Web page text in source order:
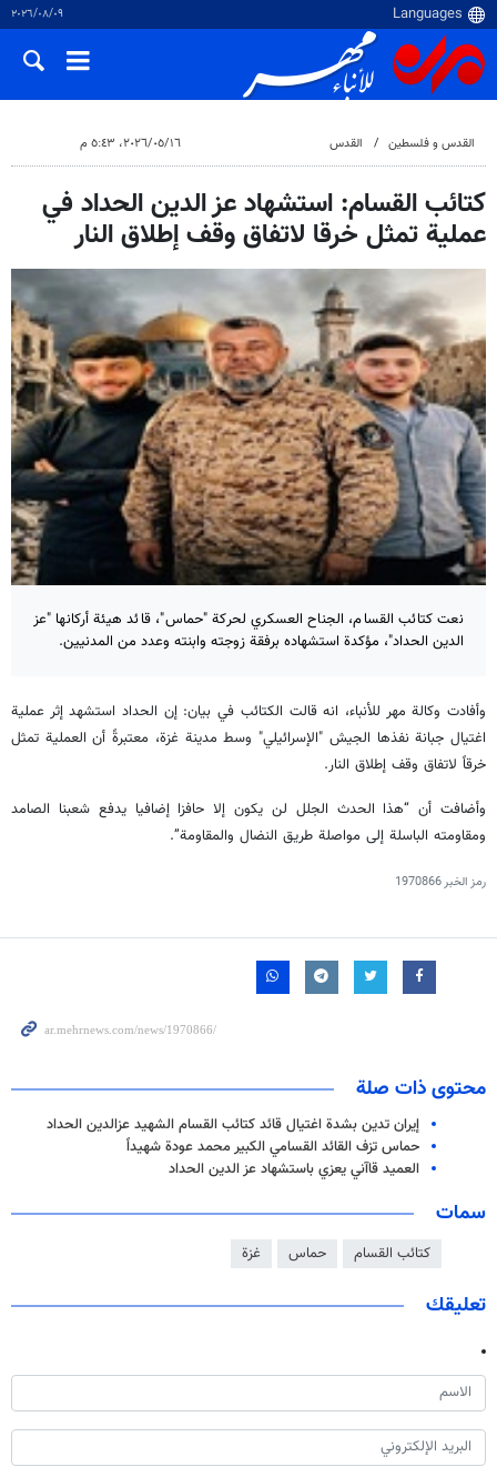
٠٩‏/٠٨‏/٢٠٢٦
القدس و فلسطین القدس ١٦‏/٠٥‏/٢٠٢٦، ٥:٤٣ م
كتائب القسام: استشهاد عز الدين الحداد في
عملية تمثل خرقا لاتفاق وقف إطلاق النار
نعت كتائب القسام، الجناح العسكري لحركة "حماس"، قائد هيئة أركانها "عز
الدين الحداد"، مؤكدة استشهاده برفقة زوجته وابنته وعدد من المدنيين.
وأفادت وكالة مهر للأنباء، انه قالت الكتائب في بيان: إن الحداد استشهد إثر عملية
اغتيال جبانة نفذها الجيش "الإسرائيلي" وسط مدينة غزة، معتبرةً أن العملية تمثل
خرقاً لاتفاق وقف إطلاق النار.
وأضافت أن “هذا الحدث الجلل لن يكون إلا حافزا إضافيا يدفع شعبنا الصامد
ومقاومته الباسلة إلى مواصلة طريق النضال والمقاومة”.
رمز الخبر1970866
محتوى ذات صلة
إيران تدين بشدة اغتيال قائد كتائب القسام الشهيد عزالدين الحداد
حماس تزف القائد القسامي الكبير محمد عودة شهيداً
العميد قاآني يعزي باستشهاد عز الدين الحداد
سمات
كتائب القسام حماس غزة
تعليقك